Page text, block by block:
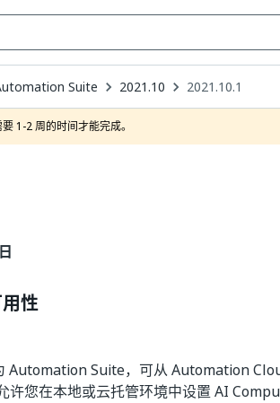
Suite 2021.10 2021.10.1
1-2 周的时间才能完成。
性
Automation Suite，可从 Automation
许您在本地或云托管环境中设置 AI